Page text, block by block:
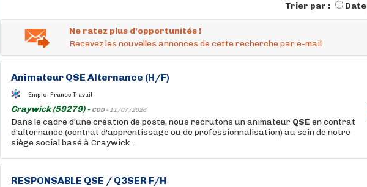
Trier par : Date
Ne ratez plus d'opportunités !
Recevez les nouvelles annonces de cette recherche par e-mail
Animateur QSE Alternance (H/F)
Emploi France Travail
Craywick (59279) - CDD - 11/07/2026
Dans le cadre d'une création de poste, nous recrutons un animateur QSE en contrat
d'alternance (contrat d'apprentissage ou de professionnalisation) au sein de notre
siège social basé à Craywick...
RESPONSABLE QSE / Q3SER F/H